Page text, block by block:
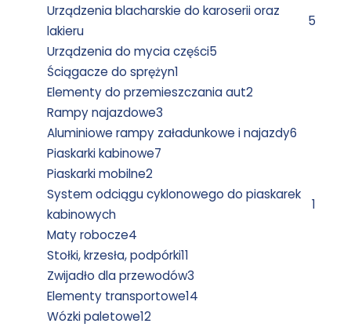
Urządzenia blacharskie do karoserii oraz
lakieru
5
Urządzenia do mycia części5
Ściągacze do sprężyn1
Elementy do przemieszczania aut2
Rampy najazdowe3
Aluminiowe rampy załadunkowe i najazdy6
Piaskarki kabinowe7
Piaskarki mobilne2
System odciągu cyklonowego do piaskarek
kabinowych
1
Maty robocze4
Stołki, krzesła, podpórki11
Zwijadło dla przewodów3
Elementy transportowe14
Wózki paletowe12